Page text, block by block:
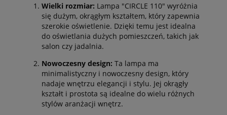
Wielki rozmiar: Lampa "CIRCLE 110" wyróżnia
się dużym, okrągłym kształtem, który zapewnia
szerokie oświetlenie. Dzięki temu jest idealna
do oświetlania dużych pomieszczeń, takich jak
salon czy jadalnia.
Nowoczesny design: Ta lampa ma
minimalistyczny i nowoczesny design, który
nadaje wnętrzu elegancji i stylu. Jej okrągły
kształt i prostota są idealne do wielu różnych
stylów aranżacji wnętrz.